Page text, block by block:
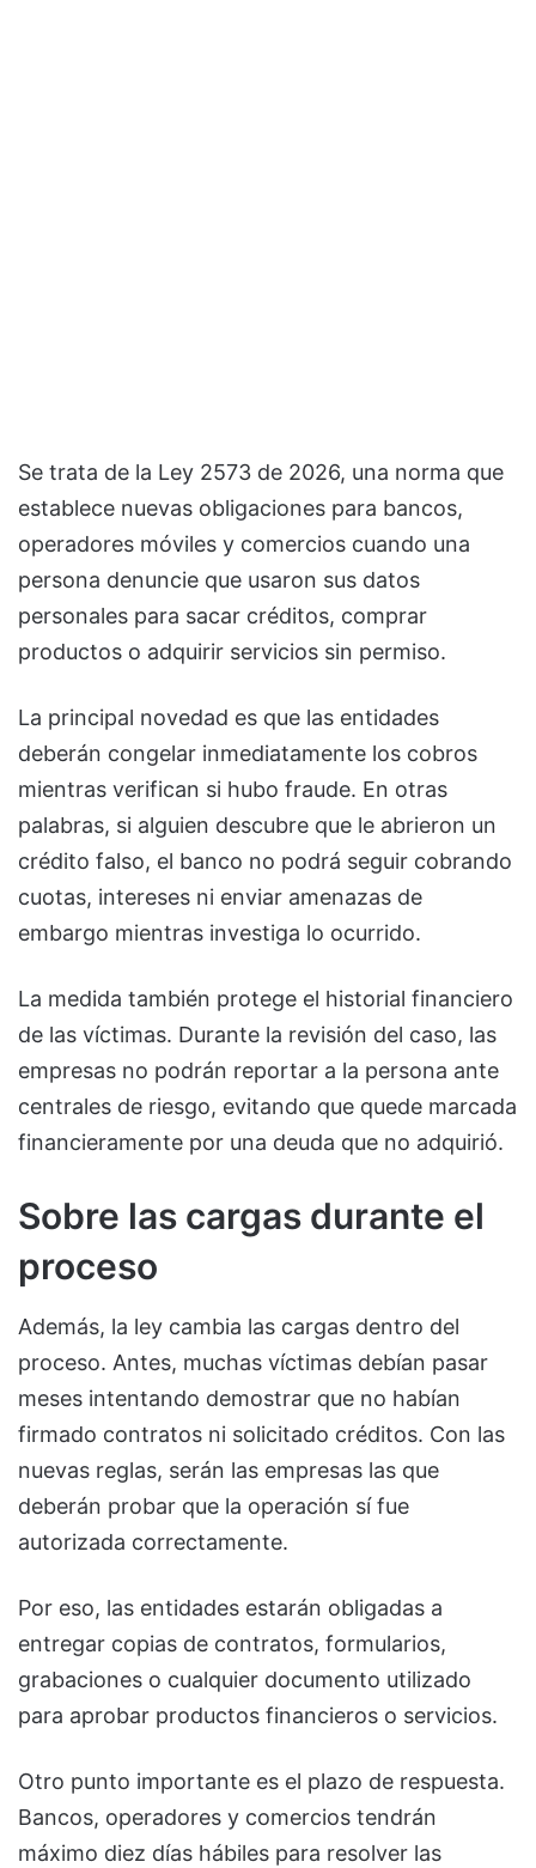
Se trata de la Ley 2573 de 2026, una norma que
establece nuevas obligaciones para bancos,
operadores móviles y comercios cuando una
persona denuncie que usaron sus datos
personales para sacar créditos, comprar
productos o adquirir servicios sin permiso.
La principal novedad es que las entidades
deberán congelar inmediatamente los cobros
mientras verifican si hubo fraude. En otras
palabras, si alguien descubre que le abrieron un
crédito falso, el banco no podrá seguir cobrando
cuotas, intereses ni enviar amenazas de
embargo mientras investiga lo ocurrido.
La medida también protege el historial financiero
de las víctimas. Durante la revisión del caso, las
empresas no podrán reportar a la persona ante
centrales de riesgo, evitando que quede marcada
financieramente por una deuda que no adquirió.
Sobre las cargas durante el
proceso
Además, la ley cambia las cargas dentro del
proceso. Antes, muchas víctimas debían pasar
meses intentando demostrar que no habían
firmado contratos ni solicitado créditos. Con las
nuevas reglas, serán las empresas las que
deberán probar que la operación sí fue
autorizada correctamente.
Por eso, las entidades estarán obligadas a
entregar copias de contratos, formularios,
grabaciones o cualquier documento utilizado
para aprobar productos financieros o servicios.
Otro punto importante es el plazo de respuesta.
Bancos, operadores y comercios tendrán
máximo diez días hábiles para resolver las